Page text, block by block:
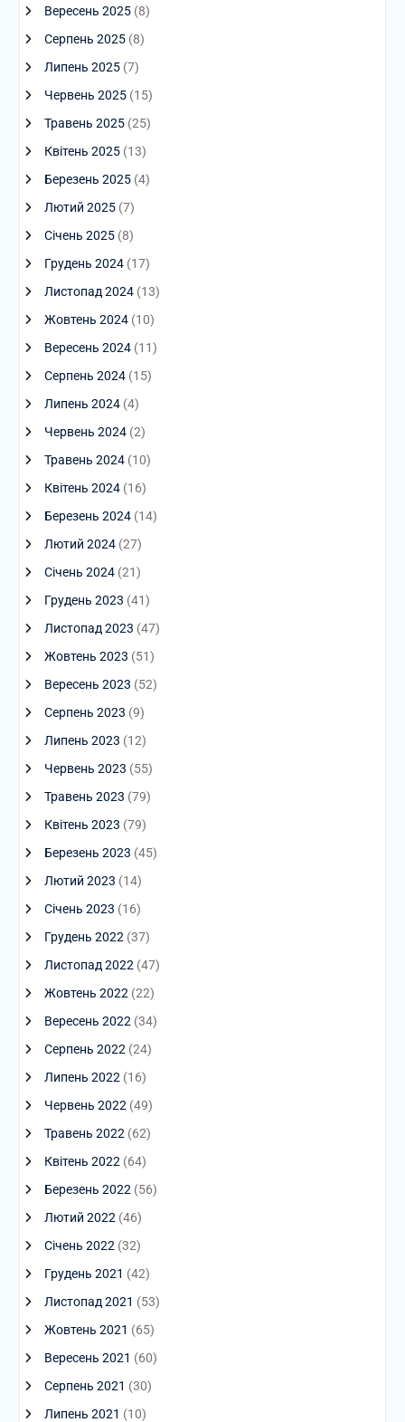
Вересень 2025(8)
Серпень 2025(8)
Липень 2025(7)
Червень 2025(15)
Травень 2025(25)
Квітень 2025(13)
Березень 2025(4)
Лютий 2025(7)
Січень 2025(8)
Грудень 2024(17)
Листопад 2024(13)
Жовтень 2024(10)
Вересень 2024(11)
Серпень 2024(15)
Липень 2024(4)
Червень 2024(2)
Травень 2024(10)
Квітень 2024(16)
Березень 2024(14)
Лютий 2024(27)
Січень 2024(21)
Грудень 2023 (41)
Листопад 2023 (47)
Жовтень 2023 (51)
Вересень 2023 (52)
Серпень 2023 (9)
Липень 2023 (12)
Червень 2023 (55)
Травень 2023 (79)
Квітень 2023 (79)
Березень 2023 (45)
Лютий 2023 (14)
Січень 2023 (16)
Грудень 2022 (37)
Листопад 2022 (47)
Жовтень 2022 (22)
Вересень 2022 (34)
Серпень 2022 (24)
Липень 2022 (16)
Червень 2022 (49)
Травень 2022 (62)
Квітень 2022 (64)
Березень 2022 (56)
Лютий 2022 (46)
Січень 2022 (32)
Грудень 2021 (42)
Листопад 2021 (53)
Жовтень 2021 (65)
Вересень 2021 (60)
Серпень 2021 (30)
Липень 2021 (10)